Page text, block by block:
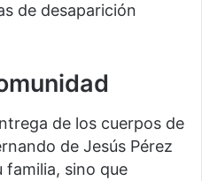
de desaparición
de los cuerpos de
de Jesús Pérez
familia, sino que